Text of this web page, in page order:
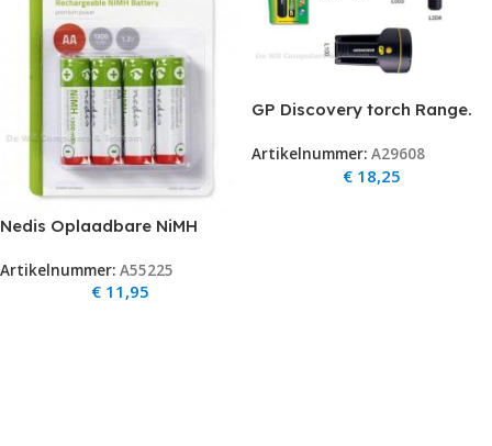
Nedis Oplaadbare NiMH
Blister
Artikelnummer: A55225
€ 11,95
GP Discovery torch Range.
Artikelnummer: A29608
€ 18,25